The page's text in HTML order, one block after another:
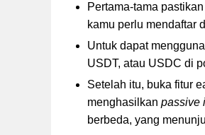
Pertama-tama
kamu perlu mendaftar
Untuk dapat
USDT, atau USDC di
Setelah itu, buka fitur
menghasilkan passive
berbeda, yang